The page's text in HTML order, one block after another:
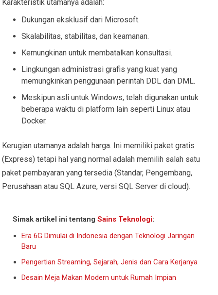
Karakteristik utamanya adalah:
Dukungan eksklusif dari Microsoft.
Skalabilitas, stabilitas, dan keamanan.
Kemungkinan untuk membatalkan konsultasi.
Lingkungan administrasi grafis yang kuat yang
memungkinkan penggunaan perintah DDL dan DML.
Meskipun asli untuk Windows, telah digunakan untuk
beberapa waktu di platform lain seperti Linux atau
Docker.
Kerugian utamanya adalah harga. Ini memiliki paket gratis
(Express) tetapi hal yang normal adalah memilih salah satu
paket pembayaran yang tersedia (Standar, Pengembang,
Perusahaan atau SQL Azure, versi SQL Server di cloud).
Simak artikel ini tentangSains Teknologi:
Era 6G Dimulai di Indonesia dengan Teknologi Jaringan
Baru
Pengertian Streaming, Sejarah, Jenis dan Cara Kerjanya
Desain Meja Makan Modern untuk Rumah Impian